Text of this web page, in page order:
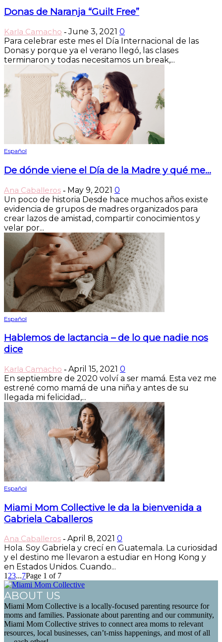
Donas de Naranja “Guilt Free”
Karla Camacho - June 3, 2021 0
Para celebrar este mes el Día Internacional de las
Donas y porque ya el verano llegó, las clases
terminaron y todas necesitamos un break,...
Español
De dónde viene el Día de la Madre y qué me...
Ana Caballeros - May 9, 2021 0
Un poco de historia Desde hace muchos años existe
evidencia de grupos de madres organizados para
crear lazos de amistad, compartir conocimientos y
velar por...
Español
Hablemos de lactancia – de lo que nadie nos
dice
Karla Camacho - April 15, 2021 0
En septiembre de 2020 volví a ser mamá. Esta vez me
estrené como mamá de una niña y antes de su
llegada mi felicidad,...
Español
Miami Mom Collective le da la bienvenida a
Gabriela Caballeros
Ana Caballeros - April 8, 2021 0
Hola. Soy Gabriela y crecí en Guatemala. La curiosidad
y el destino me llevaron a estudiar en Hong Kong y
en Estados Unidos. Cuando...
123...7Page 1 of 7
ABOUT US
Miami Mom Collective is a locally-focused parenting resource for
moms and families. Passionate about parenting and our community,
Miami Mom Collective strives to connect area moms to relevant
resources, local businesses, can’t-miss happenings, and most of all